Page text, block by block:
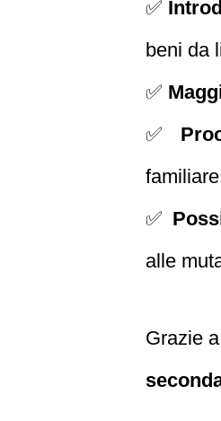
✅
beni da
✅
✅
✅
alle
Grazie